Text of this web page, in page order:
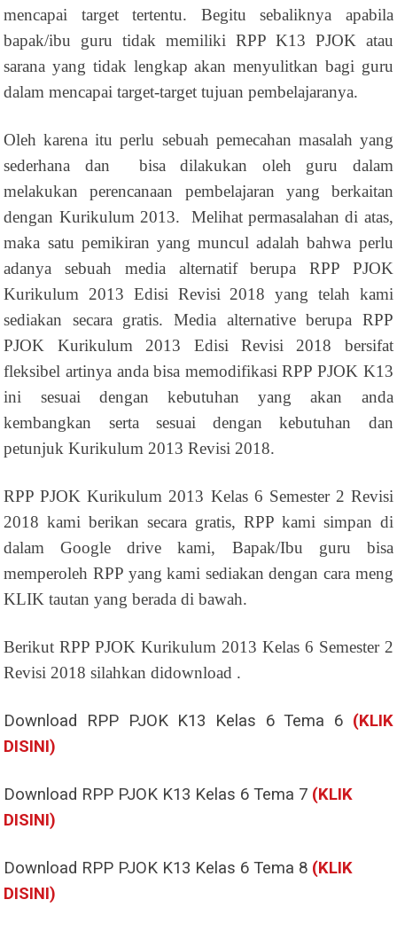
mencapai target tertentu. Begitu sebaliknya apabila
bapak/ibu guru tidak memiliki RPP K13 PJOK atau
sarana yang tidak lengkap akan menyulitkan bagi guru
dalam mencapai target-target tujuan pembelajaranya.
Oleh karena itu perlu sebuah pemecahan masalah yang
sederhana dan bisa dilakukan oleh guru dalam
melakukan perencanaan pembelajaran yang berkaitan
dengan Kurikulum 2013. Melihat permasalahan di atas,
maka satu pemikiran yang muncul adalah bahwa perlu
adanya sebuah media alternatif berupa RPP PJOK
Kurikulum 2013 Edisi Revisi 2018 yang telah kami
sediakan secara gratis. Media alternative berupa RPP
PJOK Kurikulum 2013 Edisi Revisi 2018 bersifat
fleksibel artinya anda bisa memodifikasi RPP PJOK K13
ini sesuai dengan kebutuhan yang akan anda
kembangkan serta sesuai dengan kebutuhan dan
petunjuk Kurikulum 2013 Revisi 2018.
RPP PJOK Kurikulum 2013 Kelas 6 Semester 2 Revisi
2018 kami berikan secara gratis, RPP kami simpan di
dalam Google drive kami, Bapak/Ibu guru bisa
memperoleh RPP yang kami sediakan dengan cara meng
KLIK tautan yang berada di bawah.
Berikut RPP PJOK Kurikulum 2013 Kelas 6 Semester 2
Revisi 2018 silahkan didownload .
Download RPP PJOK K13 Kelas 6 Tema 6 (KLIK
DISINI)
Download RPP PJOK K13 Kelas 6 Tema 7 (KLIK
DISINI)
Download RPP PJOK K13 Kelas 6 Tema 8 (KLIK
DISINI)